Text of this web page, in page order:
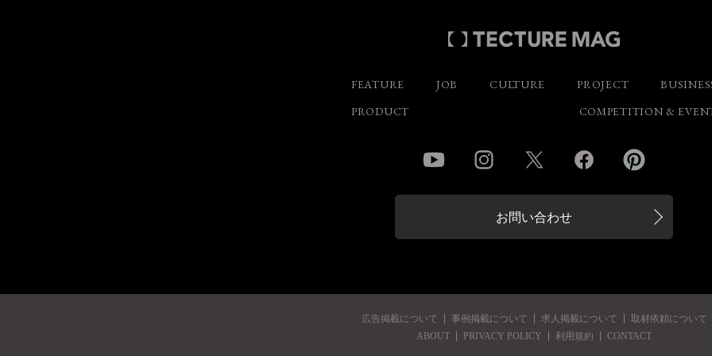
FEATURE JOB CULTURE PROJECT
PRODUCT
COMPETITION &
YouTube Instagram Twitter Facebook
お問い合わせ
広告掲載について 事例掲載について 求人掲載について
取材依頼について
ABOUT
PRIVACY POLICY 利用規約 CONTACT